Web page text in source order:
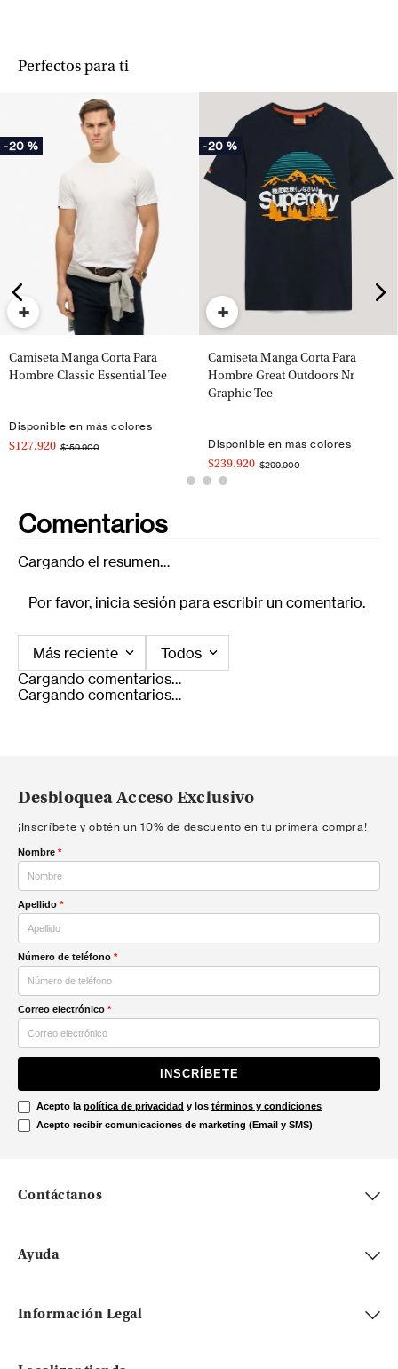
Perfectos para ti
-20 %
+
Camiseta Manga Corta Para
Hombre Classic Essential Tee
Disponible en más colores
$127.920 $159.900
-20 %
+
Camiseta Manga Corta Para
Hombre Great Outdoors Nr
Graphic Tee
Disponible en más colores
$239.920 $299.900
Comentarios
Cargando el resumen…
Por favor, inicia sesión para escribir un comentario.
Más reciente
Todos
Cargando comentarios…
Cargando comentarios…
Desbloquea Acceso Exclusivo
¡Inscríbete y obtén un 10% de descuento en tu primera compra!
Nombre *
Apellido *
Número de teléfono *
Correo electrónico *
INSCRÍBETE
Acepto la política de privacidad y los términos y condiciones
Acepto recibir comunicaciones de marketing (Email y SMS)
Contáctanos
Ayuda
Información Legal